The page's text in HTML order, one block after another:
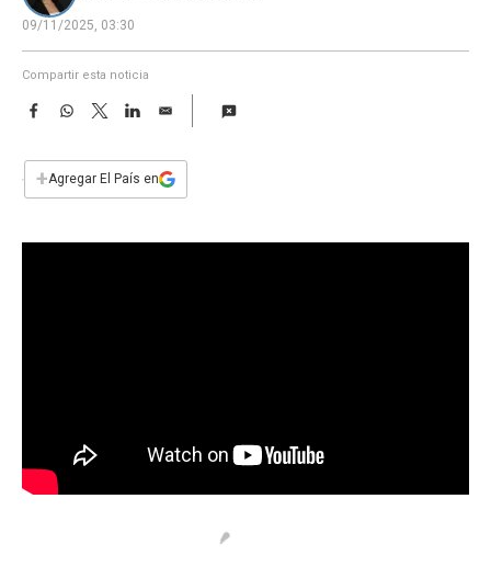
09/11/2025, 03:30
Compartir esta noticia
F
e
b
W
s
T
w
t
L
E
i
l
+Agregar El País en